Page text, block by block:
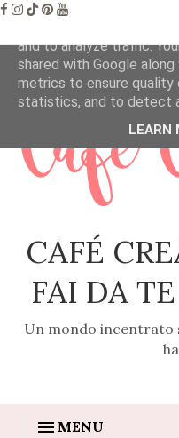
CAFÉ
FAI DA
Un mondo incentrato
MENU
This site uses cookies
and to analyze traffic.
shared with Google
metrics to ensure quality
statistics, and to detect
LEARN